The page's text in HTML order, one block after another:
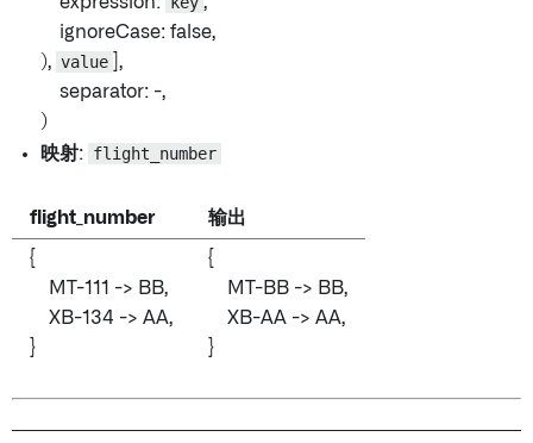
ignoreCase: false,
), value ],
separator: -,
)
映射: flight_number
flight_number 输出
{
MT-111 -> BB,
XB-134 -> AA,
}
{
MT-BB -> BB,
XB-AA -> AA,
}